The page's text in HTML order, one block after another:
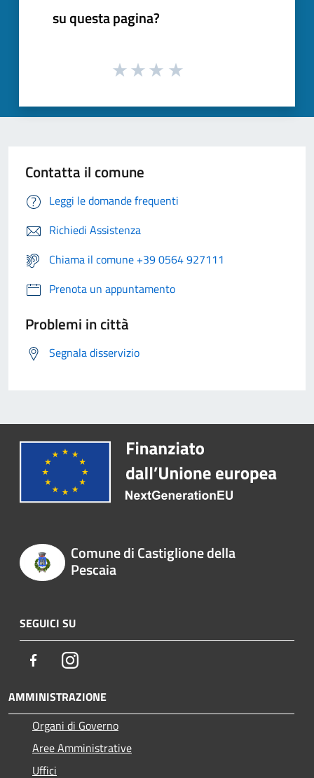
su questa pagina?
Contatta il comune
Leggi le domande frequenti
Richiedi Assistenza
Chiama il comune +39 0564 927111
Prenota un appuntamento
Problemi in città
Segnala disservizio
Comune di Castiglione della
Pescaia
SEGUICI SU
FacebookInstagram
AMMINISTRAZIONE
Organi di Governo
Aree Amministrative
Uffici